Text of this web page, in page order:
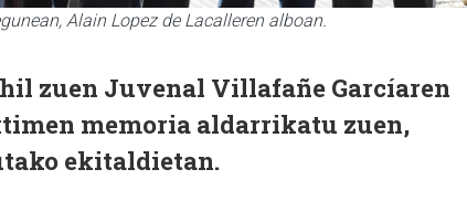
Alain Lopez de Lacalleren alboan.
zuen Juvenal Villafañe Garcíaren
memoria aldarrikatu zuen,
ekitaldietan.